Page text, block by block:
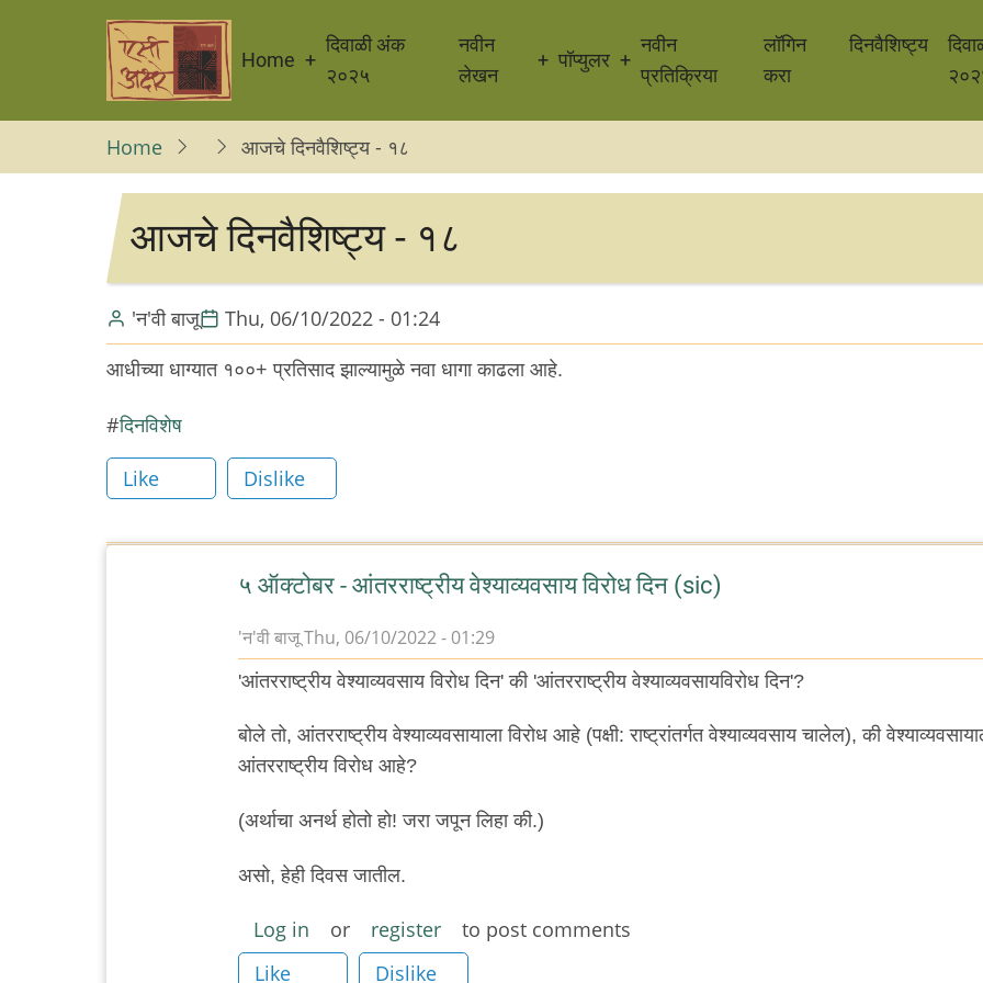
navigation
Home
दिवाळी अंक
२०२५
नवीन
लेखन
पॉप्युलर
नवीन
प्रतिक्रिया
लॉगिन
करा
दिनवैशिष्ट्य
Home आजचे दिनवैशिष्ट्य - १८
आजचे दिनवैशिष्ट्य - १८
'न'वी बाजू Thu, 06/10/2022 - 01:24
आधीच्या धाग्यात १००+ प्रतिसाद झाल्यामुळे नवा धागा काढला आहे.
दिनविशेष
Like Dislike
५ ऑक्टोबर - आंतरराष्ट्रीय वेश्याव्यवसाय विरोध दिन (sic)
'न'वी बाजूThu, 06/10/2022 - 01:29
'आंतरराष्ट्रीय वेश्याव्यवसाय विरोध दिन' की 'आंतरराष्ट्रीय वेश्याव्यवसायविरोध दिन'?
बोले तो, आंतरराष्ट्रीय वेश्याव्यवसायाला विरोध आहे (पक्षी: राष्ट्रांतर्गत वेश्याव्यवसाय चालेल), की
आंतरराष्ट्रीय विरोध आहे?
(अर्थाचा अनर्थ होतो हो! जरा जपून लिहा की.)
असो, हेही दिवस जातील.
Log in or register
to post comments
Like
Dislike